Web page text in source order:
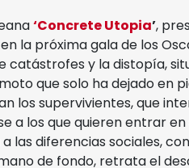
‘Concrete Utopia’,
la próxima gala de los
catástrofes y la distopía,
que solo ha dejado en
los supervivientes, que
a los que quieren entrar
las diferencias sociales,
de fondo, retrata el